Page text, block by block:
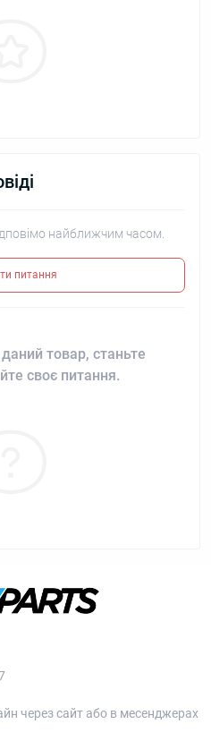
найближчим часом.
питання
товар, станьте
своє питання.
через сайт або в месенджерах